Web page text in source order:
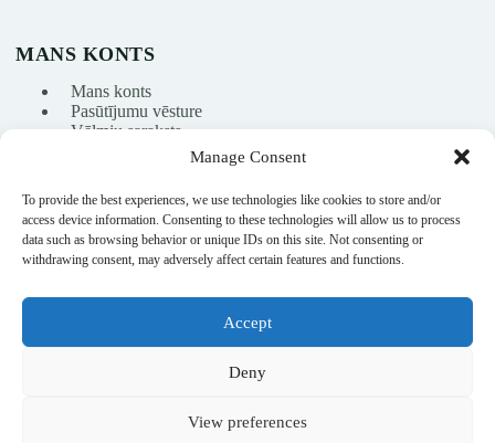
Manage Consent
To provide the best experiences, we use technologies like cookies to store and/or
access device information. Consenting to these technologies will allow us to process
data such as browsing behavior or unique IDs on this site. Not consenting or
withdrawing consent, may adversely affect certain features and functions.
Accept
Deny
View preferences
MANS KONTS
Mans konts
Pasūtījumu vēsture
Vēlmju saraksts
info@nikasport.eu
+371 28228266